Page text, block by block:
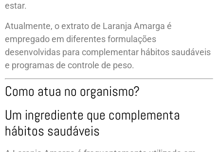
estar.
Atualmente, o extrato de Laranja Amarga é
empregado em diferentes formulações
desenvolvidas para complementar hábitos saudáveis
e programas de controle de peso.
Como atua no organismo?
Um ingrediente que complementa
hábitos saudáveis